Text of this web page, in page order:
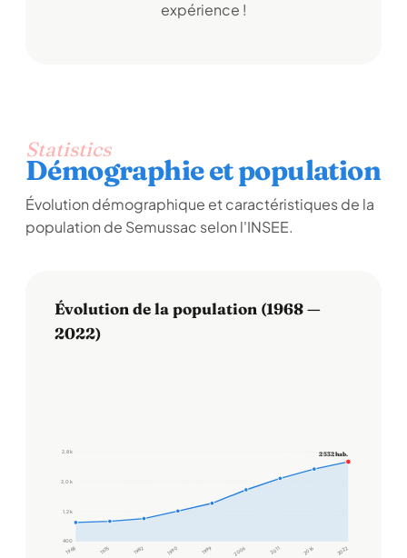
expérience !
Statistics
Démographie et population
Évolution démographique et caractéristiques de la
population de Semussac selon l'INSEE.
Évolution de la population (1968 —
2022)
400
1,2 k
2,0 k
2,8 k
1968 1975 1982 1990 1999 2006 2011 2016 2022
2 532 hab.